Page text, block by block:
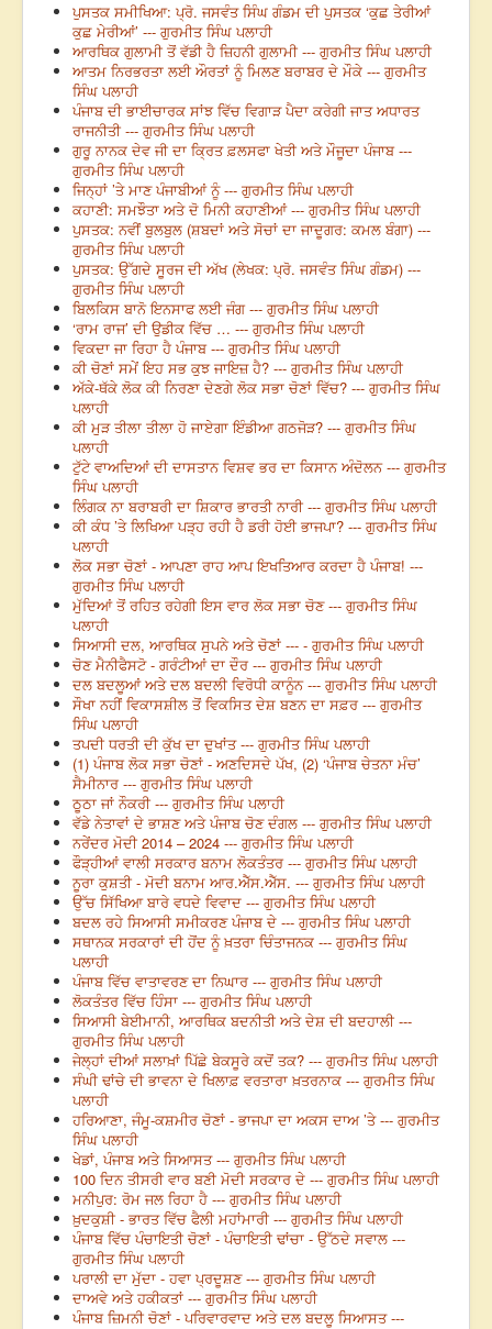
ਪੁਸਤਕ ਸਮੀਖਿਆ: ਪ੍ਰੋ. ਜਸਵੰਤ ਸਿੰਘ ਗੰਡਮ ਦੀ ਪੁਸਤਕ ‘ਕੁਛ ਤੇਰੀਆਂ
ਕੁਛ ਮੇਰੀਆਂ’ --- ਗੁਰਮੀਤ ਸਿੰਘ ਪਲਾਹੀ
ਆਰਥਿਕ ਗੁਲਾਮੀ ਤੋਂ ਵੱਡੀ ਹੈ ਜ਼ਿਹਨੀ ਗੁਲਾਮੀ --- ਗੁਰਮੀਤ ਸਿੰਘ ਪਲਾਹੀ
ਆਤਮ ਨਿਰਭਰਤਾ ਲਈ ਔਰਤਾਂ ਨੂੰ ਮਿਲਣ ਬਰਾਬਰ ਦੇ ਮੌਕੇ --- ਗੁਰਮੀਤ
ਸਿੰਘ ਪਲਾਹੀ
ਪੰਜਾਬ ਦੀ ਭਾਈਚਾਰਕ ਸਾਂਝ ਵਿੱਚ ਵਿਗਾੜ ਪੈਦਾ ਕਰੇਗੀ ਜਾਤ ਅਧਾਰਤ
ਰਾਜਨੀਤੀ --- ਗੁਰਮੀਤ ਸਿੰਘ ਪਲਾਹੀ
ਗੁਰੂ ਨਾਨਕ ਦੇਵ ਜੀ ਦਾ ਕ੍ਰਿਤ ਫ਼ਲਸਫਾ ਖੇਤੀ ਅਤੇ ਮੌਜੂਦਾ ਪੰਜਾਬ ---
ਗੁਰਮੀਤ ਸਿੰਘ ਪਲਾਹੀ
ਜਿਨ੍ਹਾਂ ’ਤੇ ਮਾਣ ਪੰਜਾਬੀਆਂ ਨੂੰ --- ਗੁਰਮੀਤ ਸਿੰਘ ਪਲਾਹੀ
ਕਹਾਣੀ: ਸਮਝੌਤਾ ਅਤੇ ਦੋ ਮਿਨੀ ਕਹਾਣੀਆਂ --- ਗੁਰਮੀਤ ਸਿੰਘ ਪਲਾਹੀ
ਪੁਸਤਕ: ਨਵੀਂ ਬੁਲਬੁਲ (ਸ਼ਬਦਾਂ ਅਤੇ ਸੋਚਾਂ ਦਾ ਜਾਦੂਗਰ: ਕਮਲ ਬੰਗਾ) ---
ਗੁਰਮੀਤ ਸਿੰਘ ਪਲਾਹੀ
ਪੁਸਤਕ: ਉੱਗਦੇ ਸੂਰਜ ਦੀ ਅੱਖ (ਲੇਖਕ: ਪ੍ਰੋ. ਜਸਵੰਤ ਸਿੰਘ ਗੰਡਮ) ---
ਗੁਰਮੀਤ ਸਿੰਘ ਪਲਾਹੀ
ਬਿਲਕਿਸ ਬਾਨੋ ਇਨਸਾਫ ਲਈ ਜੰਗ --- ਗੁਰਮੀਤ ਸਿੰਘ ਪਲਾਹੀ
‘ਰਾਮ ਰਾਜ’ ਦੀ ਉਡੀਕ ਵਿੱਚ … --- ਗੁਰਮੀਤ ਸਿੰਘ ਪਲਾਹੀ
ਵਿਕਦਾ ਜਾ ਰਿਹਾ ਹੈ ਪੰਜਾਬ --- ਗੁਰਮੀਤ ਸਿੰਘ ਪਲਾਹੀ
ਕੀ ਚੋਣਾਂ ਸਮੇਂ ਇਹ ਸਭ ਕੁਝ ਜਾਇਜ਼ ਹੈ? --- ਗੁਰਮੀਤ ਸਿੰਘ ਪਲਾਹੀ
ਅੱਕੇ-ਥੱਕੇ ਲੋਕ ਕੀ ਨਿਰਣਾ ਦੇਣਗੇ ਲੋਕ ਸਭਾ ਚੋਣਾਂ ਵਿੱਚ? --- ਗੁਰਮੀਤ ਸਿੰਘ
ਪਲਾਹੀ
ਕੀ ਮੁੜ ਤੀਲਾ ਤੀਲਾ ਹੋ ਜਾਏਗਾ ਇੰਡੀਆ ਗਠਜੋੜ? --- ਗੁਰਮੀਤ ਸਿੰਘ
ਪਲਾਹੀ
ਟੁੱਟੇ ਵਾਅਦਿਆਂ ਦੀ ਦਾਸਤਾਨ ਵਿਸ਼ਵ ਭਰ ਦਾ ਕਿਸਾਨ ਅੰਦੋਲਨ --- ਗੁਰਮੀਤ
ਸਿੰਘ ਪਲਾਹੀ
ਲਿੰਗਕ ਨਾ ਬਰਾਬਰੀ ਦਾ ਸ਼ਿਕਾਰ ਭਾਰਤੀ ਨਾਰੀ --- ਗੁਰਮੀਤ ਸਿੰਘ ਪਲਾਹੀ
ਕੀ ਕੰਧ ’ਤੇ ਲਿਖਿਆ ਪੜ੍ਹ ਰਹੀ ਹੈ ਡਰੀ ਹੋਈ ਭਾਜਪਾ? --- ਗੁਰਮੀਤ ਸਿੰਘ
ਪਲਾਹੀ
ਲੋਕ ਸਭਾ ਚੋਣਾਂ - ਆਪਣਾ ਰਾਹ ਆਪ ਇਖਤਿਆਰ ਕਰਦਾ ਹੈ ਪੰਜਾਬ! ---
ਗੁਰਮੀਤ ਸਿੰਘ ਪਲਾਹੀ
ਮੁੱਦਿਆਂ ਤੋਂ ਰਹਿਤ ਰਹੇਗੀ ਇਸ ਵਾਰ ਲੋਕ ਸਭਾ ਚੋਣ --- ਗੁਰਮੀਤ ਸਿੰਘ
ਪਲਾਹੀ
ਸਿਆਸੀ ਦਲ, ਆਰਥਿਕ ਸੁਪਨੇ ਅਤੇ ਚੋਣਾਂ --- - ਗੁਰਮੀਤ ਸਿੰਘ ਪਲਾਹੀ
ਚੋਣ ਮੈਨੀਫੈਸਟੋ - ਗਰੰਟੀਆਂ ਦਾ ਦੌਰ --- ਗੁਰਮੀਤ ਸਿੰਘ ਪਲਾਹੀ
ਦਲ ਬਦਲੂਆਂ ਅਤੇ ਦਲ ਬਦਲੀ ਵਿਰੋਧੀ ਕਾਨੂੰਨ --- ਗੁਰਮੀਤ ਸਿੰਘ ਪਲਾਹੀ
ਸੌਖਾ ਨਹੀਂ ਵਿਕਾਸਸ਼ੀਲ ਤੋਂ ਵਿਕਸਿਤ ਦੇਸ਼ ਬਣਨ ਦਾ ਸਫ਼ਰ --- ਗੁਰਮੀਤ
ਸਿੰਘ ਪਲਾਹੀ
ਤਪਦੀ ਧਰਤੀ ਦੀ ਕੁੱਖ ਦਾ ਦੁਖਾਂਤ --- ਗੁਰਮੀਤ ਸਿੰਘ ਪਲਾਹੀ
(1) ਪੰਜਾਬ ਲੋਕ ਸਭਾ ਚੋਣਾਂ - ਅਣਦਿਸਦੇ ਪੱਖ, (2) ‘ਪੰਜਾਬ ਚੇਤਨਾ ਮੰਚ’
ਸੈਮੀਨਾਰ --- ਗੁਰਮੀਤ ਸਿੰਘ ਪਲਾਹੀ
ਠੂਠਾ ਜਾਂ ਨੌਕਰੀ --- ਗੁਰਮੀਤ ਸਿੰਘ ਪਲਾਹੀ
ਵੱਡੇ ਨੇਤਾਵਾਂ ਦੇ ਭਾਸ਼ਣ ਅਤੇ ਪੰਜਾਬ ਚੋਣ ਦੰਗਲ --- ਗੁਰਮੀਤ ਸਿੰਘ ਪਲਾਹੀ
ਨਰੇਂਦਰ ਮੋਦੀ 2014 – 2024 --- ਗੁਰਮੀਤ ਸਿੰਘ ਪਲਾਹੀ
ਫੌੜ੍ਹੀਆਂ ਵਾਲੀ ਸਰਕਾਰ ਬਨਾਮ ਲੋਕਤੰਤਰ --- ਗੁਰਮੀਤ ਸਿੰਘ ਪਲਾਹੀ
ਨੂਰਾ ਕੁਸ਼ਤੀ - ਮੋਦੀ ਬਨਾਮ ਆਰ.ਐੱਸ.ਐੱਸ. --- ਗੁਰਮੀਤ ਸਿੰਘ ਪਲਾਹੀ
ਉੱਚ ਸਿੱਖਿਆ ਬਾਰੇ ਵਧਦੇ ਵਿਵਾਦ --- ਗੁਰਮੀਤ ਸਿੰਘ ਪਲਾਹੀ
ਬਦਲ ਰਹੇ ਸਿਆਸੀ ਸਮੀਕਰਣ ਪੰਜਾਬ ਦੇ --- ਗੁਰਮੀਤ ਸਿੰਘ ਪਲਾਹੀ
ਸਥਾਨਕ ਸਰਕਾਰਾਂ ਦੀ ਹੋਂਦ ਨੂੰ ਖ਼ਤਰਾ ਚਿੰਤਾਜਨਕ --- ਗੁਰਮੀਤ ਸਿੰਘ
ਪਲਾਹੀ
ਪੰਜਾਬ ਵਿੱਚ ਵਾਤਾਵਰਣ ਦਾ ਨਿਘਾਰ --- ਗੁਰਮੀਤ ਸਿੰਘ ਪਲਾਹੀ
ਲੋਕਤੰਤਰ ਵਿੱਚ ਹਿੰਸਾ --- ਗੁਰਮੀਤ ਸਿੰਘ ਪਲਾਹੀ
ਸਿਆਸੀ ਬੇਈਮਾਨੀ, ਆਰਥਿਕ ਬਦਨੀਤੀ ਅਤੇ ਦੇਸ਼ ਦੀ ਬਦਹਾਲੀ ---
ਗੁਰਮੀਤ ਸਿੰਘ ਪਲਾਹੀ
ਜੇਲ੍ਹਾਂ ਦੀਆਂ ਸਲਾਖ਼ਾਂ ਪਿੱਛੇ ਬੇਕਸੂਰੇ ਕਦੋਂ ਤਕ? --- ਗੁਰਮੀਤ ਸਿੰਘ ਪਲਾਹੀ
ਸੰਘੀ ਢਾਂਚੇ ਦੀ ਭਾਵਨਾ ਦੇ ਖਿਲਾਫ਼ ਵਰਤਾਰਾ ਖ਼ਤਰਨਾਕ --- ਗੁਰਮੀਤ ਸਿੰਘ
ਪਲਾਹੀ
ਹਰਿਆਣਾ, ਜੰਮੂ-ਕਸ਼ਮੀਰ ਚੋਣਾਂ - ਭਾਜਪਾ ਦਾ ਅਕਸ ਦਾਅ ’ਤੇ --- ਗੁਰਮੀਤ
ਸਿੰਘ ਪਲਾਹੀ
ਖੇਡਾਂ, ਪੰਜਾਬ ਅਤੇ ਸਿਆਸਤ --- ਗੁਰਮੀਤ ਸਿੰਘ ਪਲਾਹੀ
100 ਦਿਨ ਤੀਸਰੀ ਵਾਰ ਬਣੀ ਮੋਦੀ ਸਰਕਾਰ ਦੇ --- ਗੁਰਮੀਤ ਸਿੰਘ ਪਲਾਹੀ
ਮਨੀਪੁਰ: ਰੋਮ ਜਲ ਰਿਹਾ ਹੈ --- ਗੁਰਮੀਤ ਸਿੰਘ ਪਲਾਹੀ
ਖ਼ੁਦਕੁਸ਼ੀ - ਭਾਰਤ ਵਿੱਚ ਫੈਲੀ ਮਹਾਂਮਾਰੀ --- ਗੁਰਮੀਤ ਸਿੰਘ ਪਲਾਹੀ
ਪੰਜਾਬ ਵਿੱਚ ਪੰਚਾਇਤੀ ਚੋਣਾਂ - ਪੰਚਾਇਤੀ ਢਾਂਚਾ - ਉੱਠਦੇ ਸਵਾਲ ---
ਗੁਰਮੀਤ ਸਿੰਘ ਪਲਾਹੀ
ਪਰਾਲੀ ਦਾ ਮੁੱਦਾ - ਹਵਾ ਪ੍ਰਦੂਸ਼ਣ --- ਗੁਰਮੀਤ ਸਿੰਘ ਪਲਾਹੀ
ਦਾਅਵੇ ਅਤੇ ਹਕੀਕਤਾਂ --- ਗੁਰਮੀਤ ਸਿੰਘ ਪਲਾਹੀ
ਪੰਜਾਬ ਜ਼ਿਮਨੀ ਚੋਣਾਂ - ਪਰਿਵਾਰਵਾਦ ਅਤੇ ਦਲ ਬਦਲੂ ਸਿਆਸਤ ---